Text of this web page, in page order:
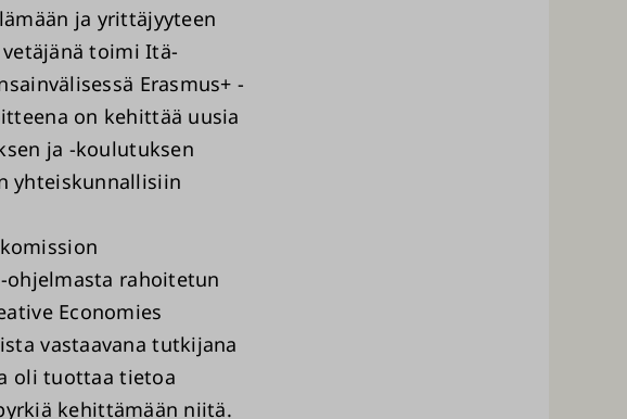
ja yrittäjyyteen
toimi Itä-
Erasmus+ -
on kehittää uusia
ja -koulutuksen
yhteiskunnallisiin
rahoitetun
Economies
vastaavana tutkijana
oli tuottaa tietoa
kehittämään niitä.